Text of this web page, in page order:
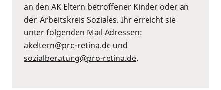
an den AK Eltern betroffener Kinder oder an
den Arbeitskreis Soziales. Ihr erreicht sie
unter folgenden Mail Adressen:
akeltern@pro-retina.de und
sozialberatung@pro-retina.de.